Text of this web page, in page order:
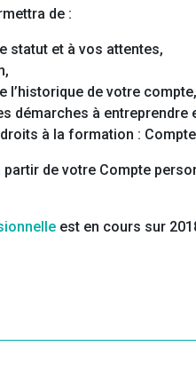
de :
statut et à vos attentes,
l’historique de votre compte,
démarches à entreprendre
à la formation :
de votre Compte
est en cours sur